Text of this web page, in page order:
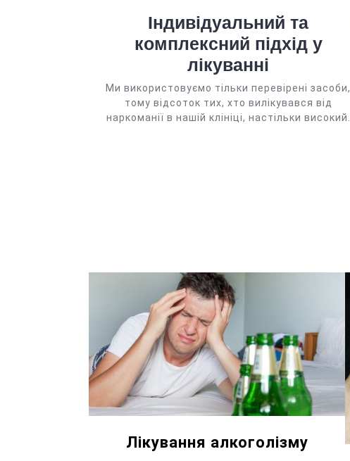
Індивідуальний та
комплексний підхід у
лікуванні
Ми використовуємо тільки перевірені засоби,
тому відсоток тих, хто вилікувався від
наркоманії в нашій клініці, настільки високий.
Лікування алкоголізму